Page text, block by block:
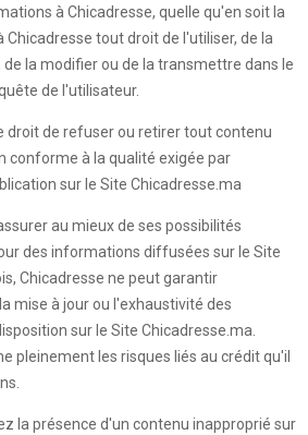
à Chicadresse, quelle qu'en soit la
tout droit de l'utiliser, de la
la modifier ou de la transmettre dans le
de l'utilisateur.
droit de refuser ou retirer tout contenu
conforme à la qualité exigée par
sur le Site Chicadresse.ma
au mieux de ses possibilités
des informations diffusées sur le Site
Chicadresse ne peut garantir
mise à jour ou l'exhaustivité des
sur le Site Chicadresse.ma.
pleinement les risques liés au crédit qu'il
la présence d'un contenu inapproprié sur